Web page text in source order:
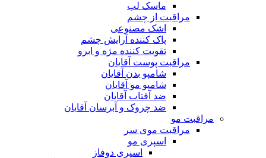
ماسک لب
مراقبت از چشم
اشک مصنوعی
پاک کننده آرایش چشم
تقویت کننده مژه و ابرو
مراقبت پوست آقایان
شامپو بدن آقایان
شامپو مو آقایان
ضد آفتاب آقایان
ضد چروک و آبرسان آقایان
مراقبت مو
مراقبت موی سر
اسپری مو
اسپری دوفاز